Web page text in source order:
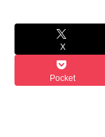
X
Pocket